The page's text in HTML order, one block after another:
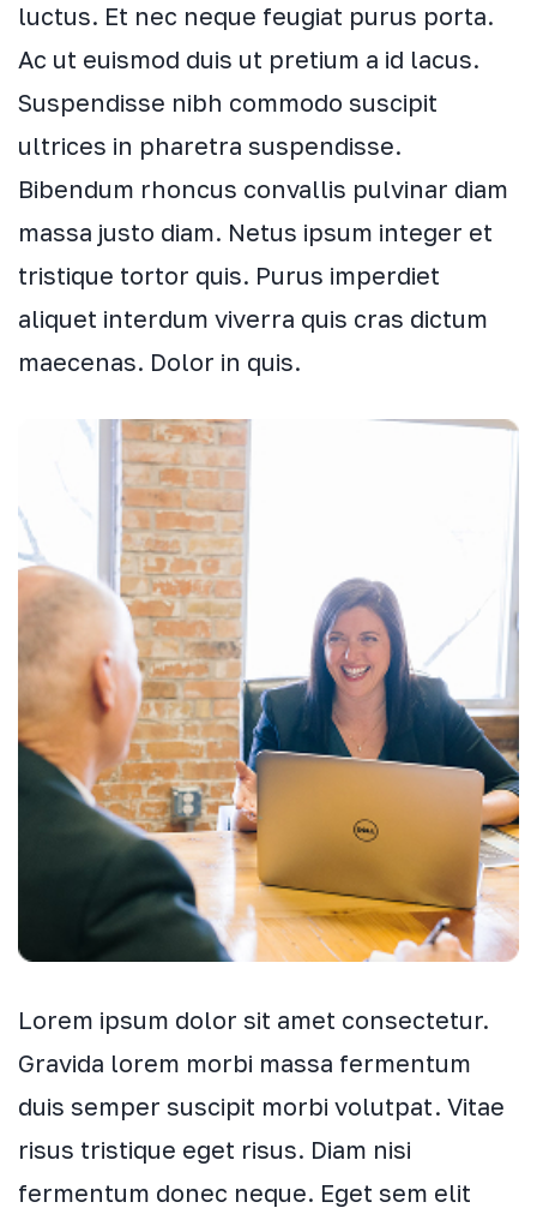
luctus. Et nec neque feugiat purus porta.
Ac ut euismod duis ut pretium a id lacus.
Suspendisse nibh commodo suscipit
ultrices in pharetra suspendisse.
Bibendum rhoncus convallis pulvinar diam
massa justo diam. Netus ipsum integer et
tristique tortor quis. Purus imperdiet
aliquet interdum viverra quis cras dictum
maecenas. Dolor in quis.
Lorem ipsum dolor sit amet consectetur.
Gravida lorem morbi massa fermentum
duis semper suscipit morbi volutpat. Vitae
risus tristique eget risus. Diam nisi
fermentum donec neque. Eget sem elit